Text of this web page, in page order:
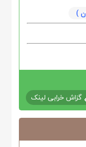
گزاش خرابی لینک